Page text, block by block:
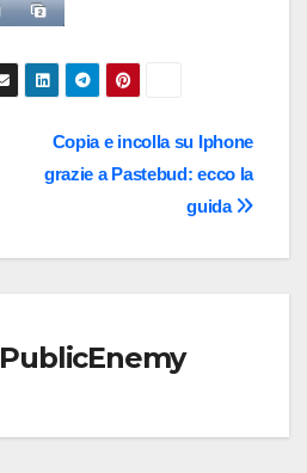
Copia e incolla su Iphone
grazie a Pastebud: ecco la
guida
PublicEnemy